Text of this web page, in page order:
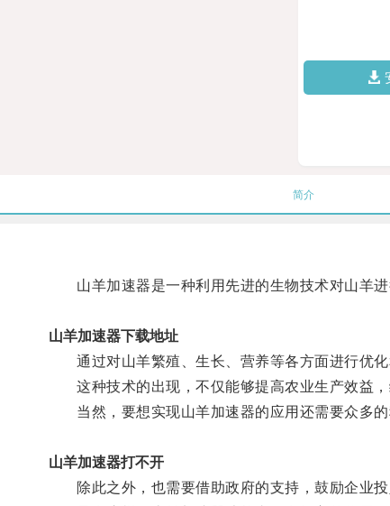
简介
山羊加速器是一种利用先进的生物技术对山羊进
山羊加速器下载地址
通过对山羊繁殖、生长、营养等各方面进行优化
这种技术的出现，不仅能够提高农业生产效益，
当然，要想实现山羊加速器的应用还需要众多的
山羊加速器打不开
除此之外，也需要借助政府的支持，鼓励企业投